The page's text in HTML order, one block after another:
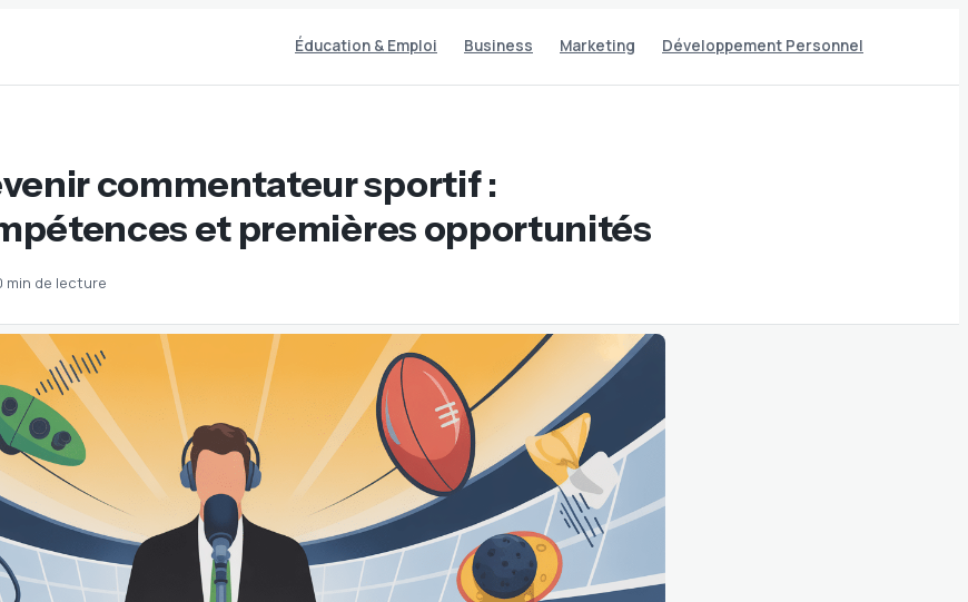
Éducation & Emploi Business Marketing Développement Personnel
commentateur sportif :
et premières opportunités
min de lecture